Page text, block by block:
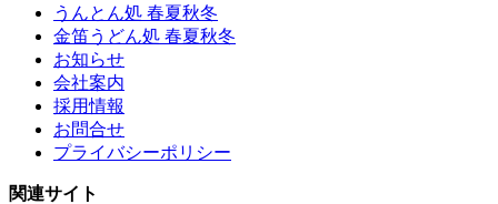
うんとん処 春夏秋冬
金笛うどん処 春夏秋冬
お知らせ
会社案内
採用情報
お問合せ
プライバシーポリシー
関連サイト